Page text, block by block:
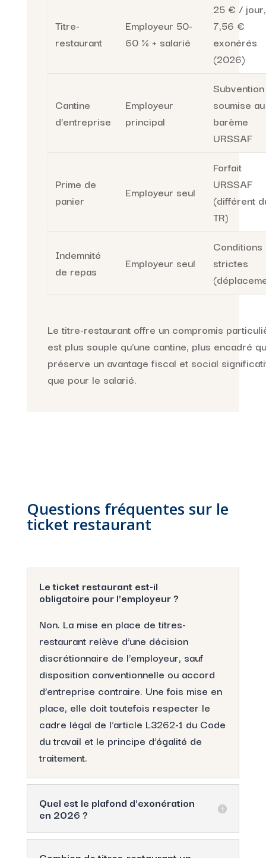
Titre-
restaurant
Employeur 50-
60 % + salarié
25 € / jour,
7,56 €
exonérés
(2026)
Cantine
d’entreprise
Employeur
principal
Subvention
soumise au
barème
URSSAF
Prime de
panier
Employeur seul
Forfait
URSSAF
(différent
TR)
Indemnité
de repas
Employeur seul
Conditions
strictes
Le titre-restaurant offre un compromis
est plus souple qu’une cantine, plus encadré
préserve un avantage fiscal et social
que pour le salarié.
Questions fréquentes sur le
ticket restaurant
Le ticket restaurant est-il
obligatoire pour l'employeur ?
Non. La mise en place de titres-
restaurant relève d’une décision
discrétionnaire de l’employeur, sauf
disposition conventionnelle ou accord
d’entreprise contraire. Une fois mise en
place, elle doit toutefois respecter le
cadre légal de l’article L3262-1 du Code
du travail et le principe d’égalité de
traitement.
Quel est le plafond d'exonération
en 2026 ?